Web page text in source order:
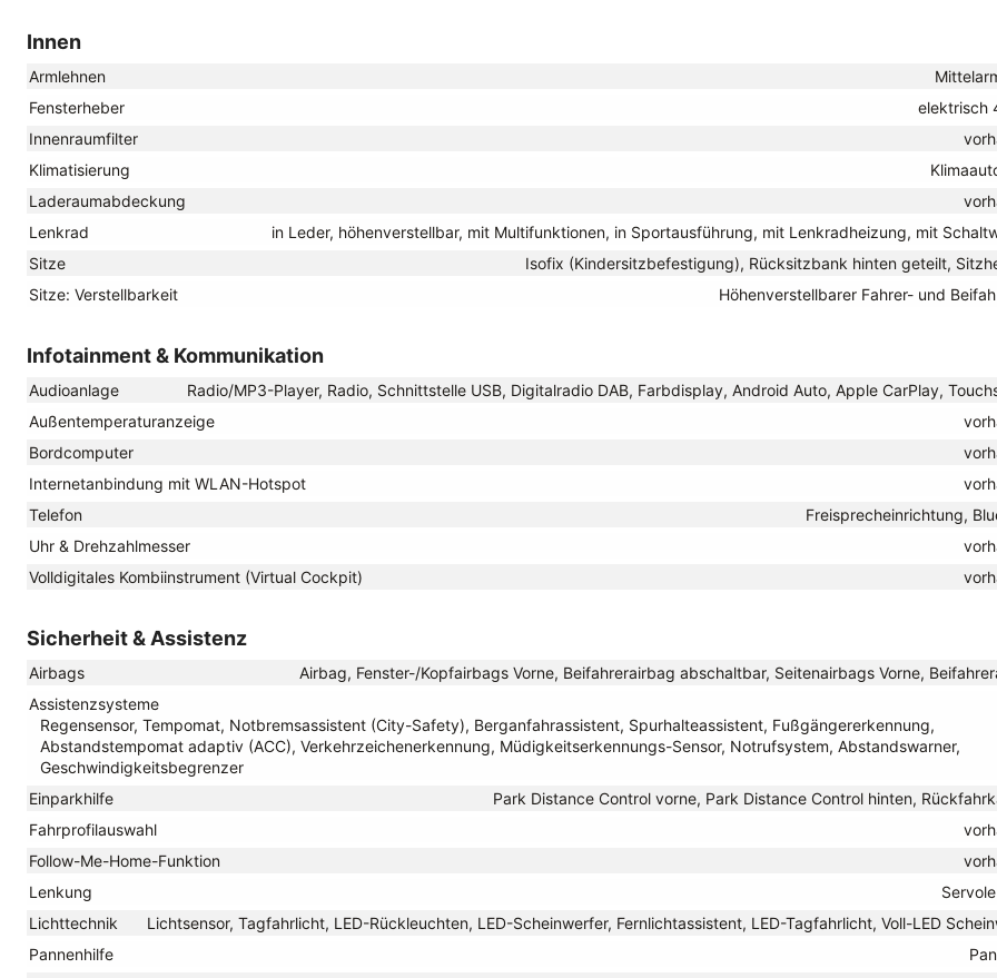
Innen
Armlehnen
Fensterheber
elektrisch
Innenraumfilter
Klimatisierung
Laderaumabdeckung
Lenkrad
in Leder, höhenverstellbar, mit Multifunktionen, in Sportausführung, mit Lenkradheizung, mit
Sitze
Isofix (Kindersitzbefestigung), Rücksitzbank hinten geteilt,
Sitze: Verstellbarkeit
Höhenverstellbarer Fahrer- und
Infotainment & Kommunikation
Audioanlage
Radio/MP3-Player, Radio, Schnittstelle USB, Digitalradio DAB, Farbdisplay, Android Auto, Apple CarPlay,
Außentemperaturanzeige
Bordcomputer
Internetanbindung mit WLAN-Hotspot
Telefon
Freisprecheinrichtung,
Uhr & Drehzahlmesser
Volldigitales Kombiinstrument (Virtual Cockpit)
Sicherheit & Assistenz
Airbags
Airbag, Fenster-/Kopfairbags Vorne, Beifahrerairbag abschaltbar, Seitenairbags Vorne,
Assistenzsysteme
Regensensor, Tempomat, Notbremsassistent (City-Safety), Berganfahrassistent, Spurhalteassistent, Fußgängererkennung,
Abstandstempomat adaptiv (ACC), Verkehrzeichenerkennung, Müdigkeitserkennungs-Sensor, Notrufsystem, Abstandswarner,
Geschwindigkeitsbegrenzer
Einparkhilfe
Park Distance Control vorne, Park Distance Control hinten,
Fahrprofilauswahl
Follow-Me-Home-Funktion
Lenkung
Lichttechnik
Lichtsensor, Tagfahrlicht, LED-Rückleuchten, LED-Scheinwerfer, Fernlichtassistent, LED-Tagfahrlicht, Voll-LED
Pannenhilfe